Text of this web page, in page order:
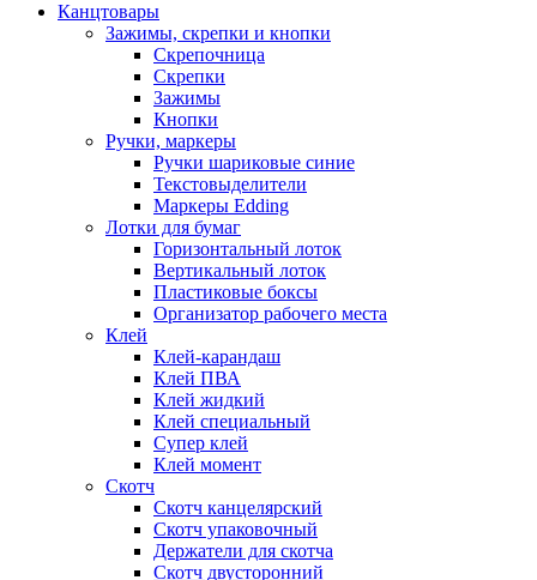
Канцтовары
Зажимы, скрепки и кнопки
Скрепочница
Скрепки
Зажимы
Кнопки
Ручки, маркеры
Ручки шариковые синие
Текстовыделители
Маркеры Edding
Лотки для бумаг
Горизонтальный лоток
Вертикальный лоток
Пластиковые боксы
Организатор рабочего места
Клей
Клей-карандаш
Клей ПВА
Клей жидкий
Клей специальный
Супер клей
Клей момент
Скотч
Скотч канцелярский
Скотч упаковочный
Держатели для скотча
Скотч двусторонний